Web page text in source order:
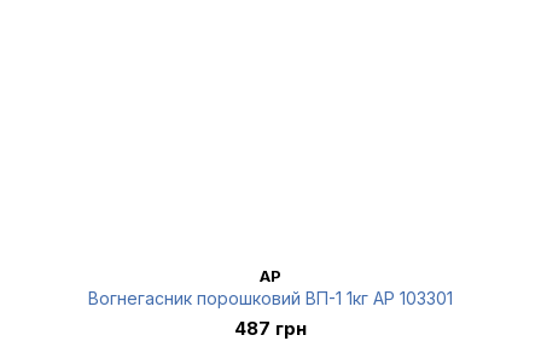
AP
Вогнегасник порошковий ВП-1 1кг AP 103301
487 грн